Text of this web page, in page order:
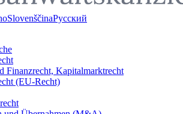
SlovenščinaРусский
Finanzrecht, Kapitalmarktrecht
(EU-Recht)